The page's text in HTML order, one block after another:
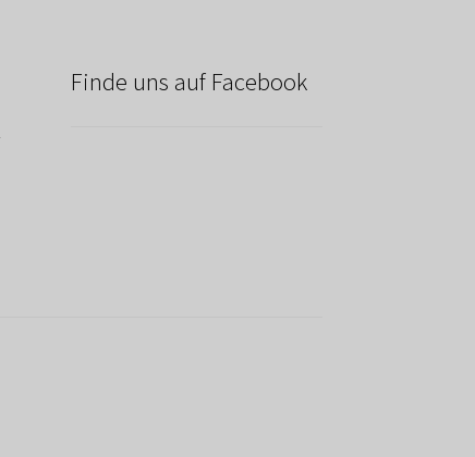
Finde uns auf Facebook